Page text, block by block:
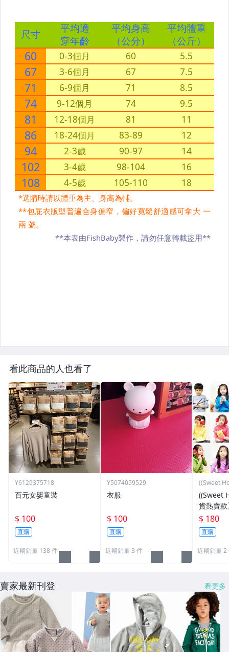
看此商品的人也看了
Y6129375718
百元女嬰童裝
$ 100
直購
近期銷量 138 件
Y5074059529
衣服
$ 100
直購
近期銷量 3 件
((Sweet
((Sweet
貨熱賣
衣(立領)
內刷毛
$ 180
直購
近期銷量 2
賣家最新刊登 看更多